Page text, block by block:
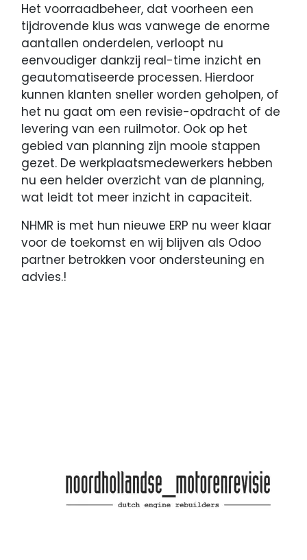
Het voorraadbeheer, dat voorheen een
tijdrovende klus was vanwege de enorme
aantallen onderdelen, verloopt nu
eenvoudiger dankzij real-time inzicht en
geautomatiseerde processen. Hierdoor
kunnen klanten sneller worden geholpen, of
het nu gaat om een revisie-opdracht of de
levering van een ruilmotor. Ook op het
gebied van planning zijn mooie stappen
gezet. De werkplaatsmedewerkers hebben
nu een helder overzicht van de planning,
wat leidt tot meer inzicht in capaciteit.
NHMR is met hun nieuwe ERP nu weer klaar
voor de toekomst en wij blijven als Odoo
partner betrokken voor ondersteuning en
advies.!